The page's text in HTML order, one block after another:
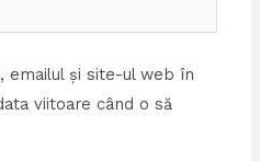
emailul și site-ul web în
viitoare când o să